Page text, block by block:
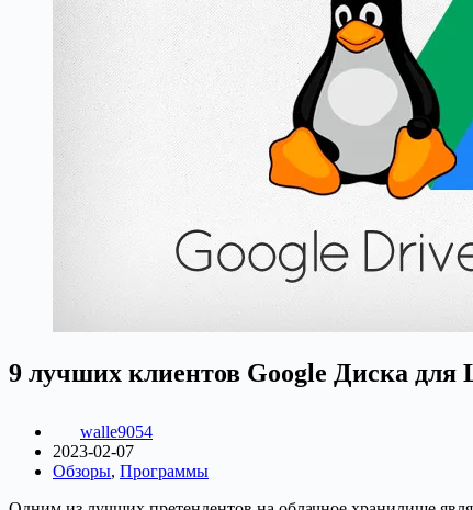
9 лучших клиентов Google Диска для
walle9054
2023-02-07
Обзоры, Программы